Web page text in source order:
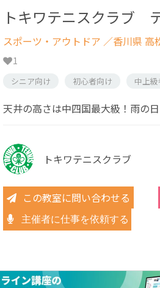
トキワテニスクラブ
スポーツ・アウトドア ／香川県 高
1
シニア向け 初心者向け 中上
天井の高さは中四国最大級！雨の
トキワテニスクラブ
この教室に問い合わせる
主催者に仕事を依頼する